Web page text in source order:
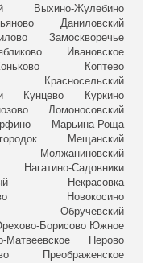
Выхино-Жулебино
Даниловский
Замоскворечье
Ивановское
Коптево
Красносельский
Кунцево
Куркино
Ломоносовский
Марьина Роща
Мещанский
Молжаниновский
Нагатино-Садовники
Некрасовка
Новокосино
Обручевский
Борисово Южное
Матвеевское
Перово
Преображенское